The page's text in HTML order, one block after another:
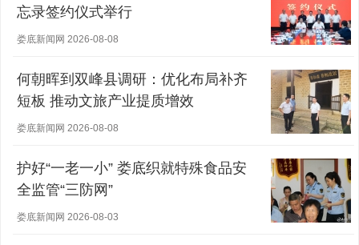
忘录签约仪式举行
娄底新闻网 2026-08-08
何朝晖到双峰县调研：优化布局补齐
短板 推动文旅产业提质增效
娄底新闻网 2026-08-08
护好“一老一小” 娄底织就特殊食品安
全监管“三防网”
娄底新闻网 2026-08-03